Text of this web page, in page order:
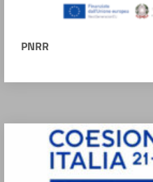
PNRR